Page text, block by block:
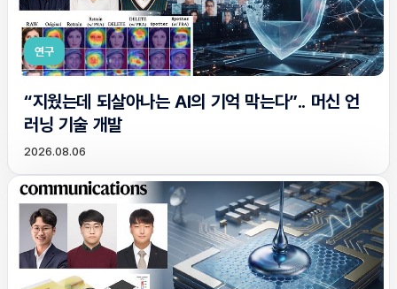
연구
“지웠는데 되살아나는 AI의 기억 막는다”.. 머신 언
러닝 기술 개발
2026.08.06